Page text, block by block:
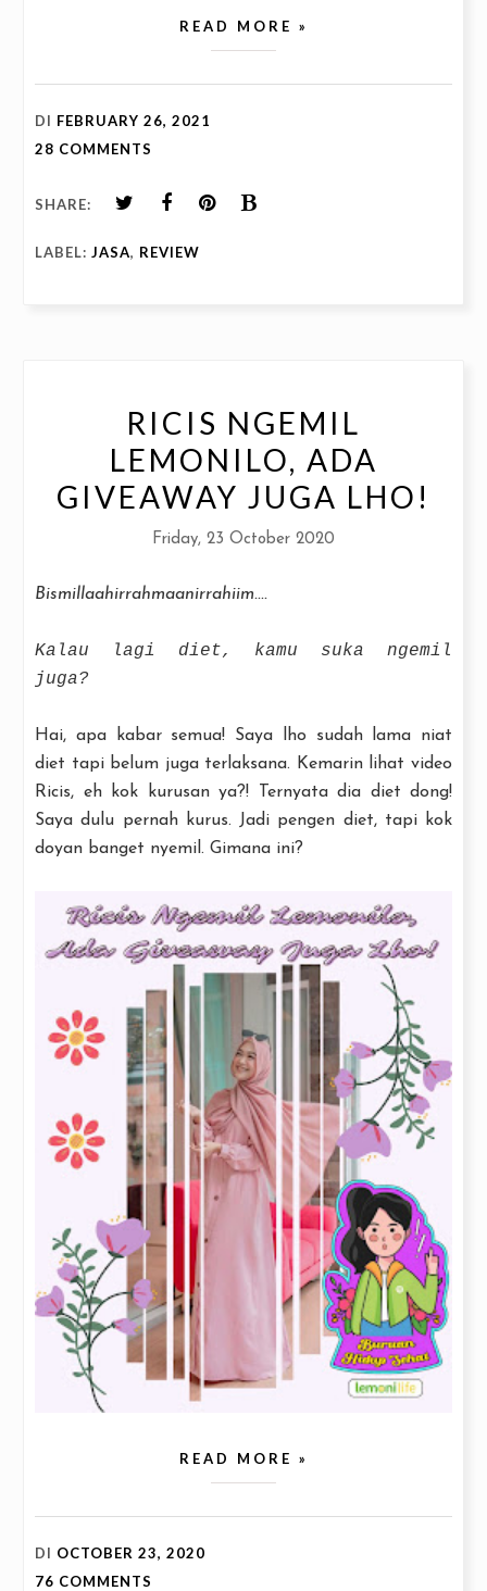
READ MORE »
DI FEBRUARY 26, 2021
28 COMMENTS
SHARE:
LABEL: JASA, REVIEW
RICIS NGEMIL
LEMONILO, ADA
GIVEAWAY JUGA LHO!
Friday, 23 October 2020
Bismillaahirrahmaanirrahiim....
Kalau lagi diet, kamu suka ngemil
juga?
Hai, apa kabar semua! Saya lho sudah lama niat
diet tapi belum juga terlaksana. Kemarin lihat video
Ricis, eh kok kurusan ya?! Ternyata dia diet dong!
Saya dulu pernah kurus. Jadi pengen diet, tapi kok
doyan banget nyemil. Gimana ini?
READ MORE »
DI OCTOBER 23, 2020
76 COMMENTS